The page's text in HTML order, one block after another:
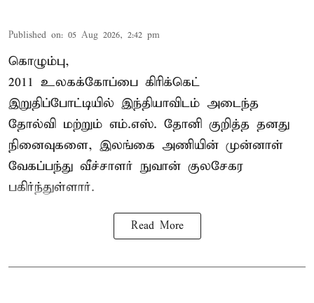
Published on: 05 Aug 2026, 2:42 pm
கொழும்பு,
2011 உலகக்கோப்பை கிரிக்கெட்
இறுதிப்போட்டியில் இந்தியாவிடம் அடைந்த
தோல்வி மற்றும் எம்.எஸ். தோனி குறித்த தனது
நினைவுகளை, இலங்கை அணியின் முன்னாள்
வேகப்பந்து வீச்சாளர் நுவான் குலசேகர
பகிர்ந்துள்ளார்.
Read More